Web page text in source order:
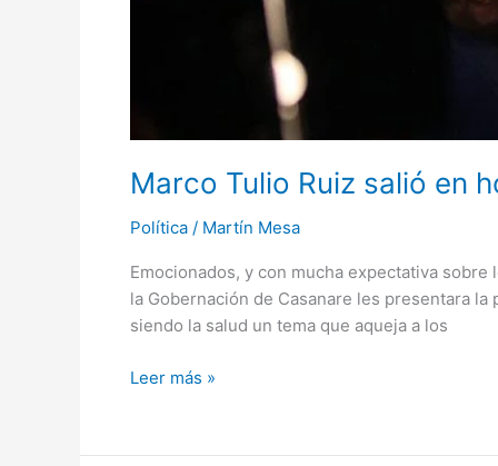
Marco Tulio Ruiz salió en
Política / Martín Mesa
Emocionados, y con mucha expectativa
la Gobernación de Casanare les presentara
siendo la salud un tema que aqueja a los
Leer más »